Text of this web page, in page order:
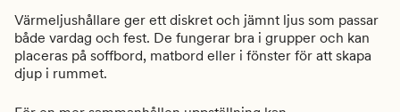
Värmeljushållare ger ett diskret och jämnt ljus som passar
både vardag och fest. De fungerar bra i grupper och kan
placeras på soffbord, matbord eller i fönster för att skapa
djup i rummet.